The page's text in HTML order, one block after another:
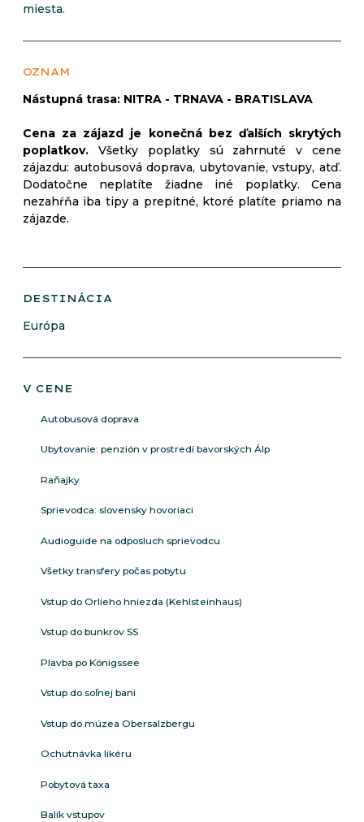
miesta.
OZNAM
Nástupná trasa: NITRA - TRNAVA - BRATISLAVA
Cena za zájazd je konečná bez ďalších skrytých
poplatkov. Všetky poplatky sú zahrnuté v cene
zájazdu: autobusová doprava, ubytovanie, vstupy, atď.
Dodatočne neplatíte žiadne iné poplatky. Cena
nezahŕňa iba tipy a prepitné, ktoré platíte priamo na
zájazde.
DESTINÁCIA
Európa
V CENE
Autobusová doprava
Ubytovanie: penzión v prostredí bavorských Álp
Raňajky
Sprievodca: slovensky hovoriaci
Audioguide na odposluch sprievodcu
Všetky transfery počas pobytu
Vstup do Orlieho hniezda (Kehlsteinhaus)
Vstup do bunkrov SS
Plavba po Königssee
Vstup do soľnej bani
Vstup do múzea Obersalzbergu
Ochutnávka likéru
Pobytová taxa
Balík vstupov